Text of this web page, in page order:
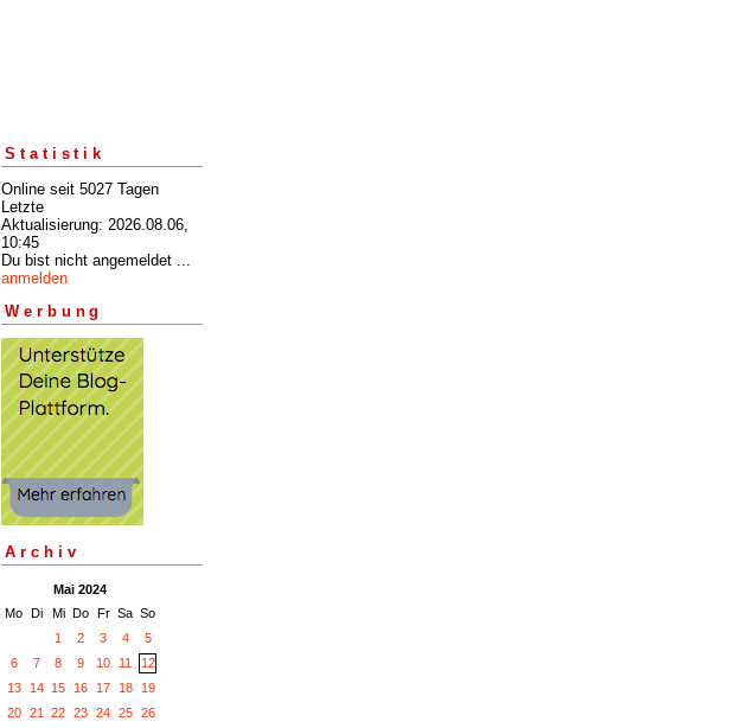
Statistik
Online seit 5027 Tagen
Letzte
Aktualisierung: 2026.08.06,
10:45
Du bist nicht angemeldet ...
anmelden
Werbung
Archiv
Mai 2024
Mo Di Mi Do Fr Sa So
1
2 3 4
5
6
7 8 9 10 11
12
13
14 15 16 17 18
19
20
21 22 23 24 25
26